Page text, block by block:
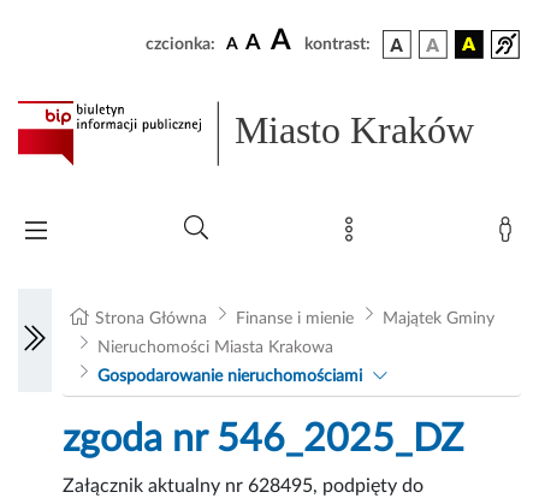
czcionka: A A A kontrast:
Miasto Kraków
Strona Główna Finanse i mienie
Majątek Gminy
Nieruchomości Miasta Krakowa
Gospodarowanie nieruchomościami
zgoda nr 546_2025_DZ
Załącznik aktualny nr 628495, podpięty do